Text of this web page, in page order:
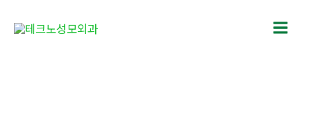
Main